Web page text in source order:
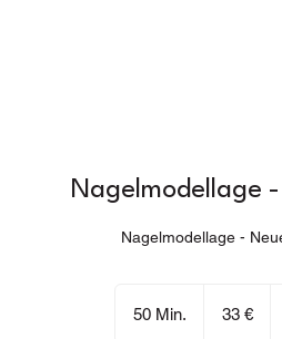
Nagelmodellage
Nagelmodellage -
50 Min. 33 €